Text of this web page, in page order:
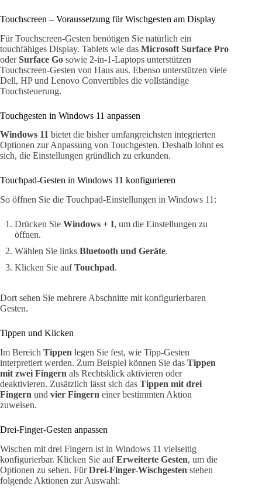
Touchscreen – Voraussetzung für Wischgesten am Display
Für Touchscreen-Gesten benötigen Sie natürlich ein
touchfähiges Display. Tablets wie das Microsoft Surface Pro
oderSurface Go sowie 2-in-1-Laptops unterstützen
Touchscreen-Gesten von Haus aus. Ebenso unterstützen viele
Dell, HP und Lenovo Convertibles die vollständige
Touchsteuerung.
Touchgesten in Windows 11 anpassen
Windows 11 bietet die bisher umfangreichsten integrierten
Optionen zur Anpassung von Touchgesten. Deshalb lohnt es
sich, die Einstellungen gründlich zu erkunden.
Touchpad-Gesten in Windows 11 konfigurieren
So öffnen Sie die Touchpad-Einstellungen in Windows 11:
Drücken Sie Windows + I, um die Einstellungen zu
öffnen.
Wählen Sie links Bluetooth und Geräte.
Klicken Sie aufTouchpad.
Dort sehen Sie mehrere Abschnitte mit konfigurierbaren
Gesten.
Tippen und Klicken
Im Bereich Tippen legen Sie fest, wie Tipp-Gesten
interpretiert werden. Zum Beispiel können Sie das Tippen
mit zwei Fingern als Rechtsklick aktivieren oder
deaktivieren. Zusätzlich lässt sich das Tippen mit drei
Fingern und vier Fingern einer bestimmten Aktion
zuweisen.
Drei-Finger-Gesten anpassen
Wischen mit drei Fingern ist in Windows 11 vielseitig
konfigurierbar. Klicken Sie aufErweiterte Gesten, um die
Optionen zu sehen. FürDrei-Finger-Wischgesten stehen
folgende Aktionen zur Auswahl: